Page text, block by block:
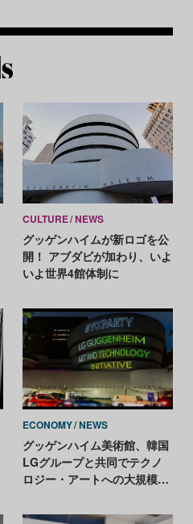
CULTURE NEWS
グッゲンハイムが新ロゴを公
開！ アブダビが加わり、いよ
いよ世界4館体制に
ECONOMY NEWS
グッゲンハイム美術館、韓国
LGグループと共同でテクノ
ロジー・アートへの大規模投